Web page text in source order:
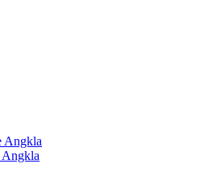
Angkla